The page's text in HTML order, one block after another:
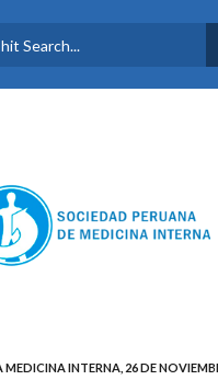
DE
MEDICINA INTERNA, 26 DE